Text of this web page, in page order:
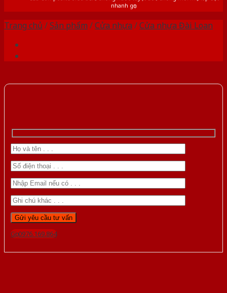
nhanh gọn
Trang chủ /Sản phẩm /Cửa nhựa /Cửa nhựa Đài Loan
Gọi 0976.169.864